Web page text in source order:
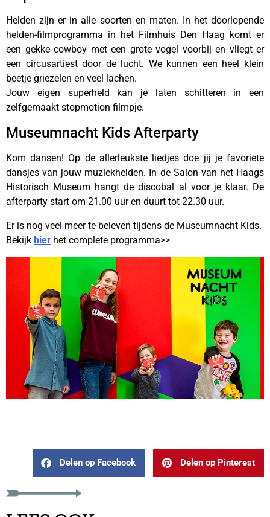
Helden zijn er in alle soorten en maten. In het doorlopende
helden-filmprogramma in het Filmhuis Den Haag komt er
een gekke cowboy met een grote vogel voorbij en vliegt er
een circusartiest door de lucht. We kunnen een heel klein
beetje griezelen en veel lachen.
Jouw eigen superheld kan je laten schitteren in een
zelfgemaakt stopmotion filmpje.
Museumnacht Kids Afterparty
Kom dansen! Op de allerleukste liedjes doe jij je favoriete
dansjes van jouw muziekhelden. In de Salon van het Haags
Historisch Museum hangt de discobal al voor je klaar. De
afterparty start om 21.00 uur en duurt tot 22.30 uur.
Er is nog veel meer te beleven tijdens de Museumnacht Kids.
Bekijk hier het complete programma>>
Delen op Facebook Delen op Pinterest